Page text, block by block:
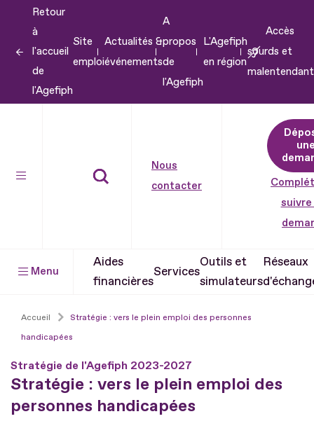
contenu
Retour
à
l'accueil
de
l'Agefiph
Site
emploi
Actualités &
événements
A
propos
de
l'Agefiph
L'Agefiph
en région
Accès
sourds et
Nous
contacter
suivre
Menu
Aides
financières
Services
Outils et
simulateurs
Réseaux
Accueil
Stratégie : vers le plein emploi des personnes
handicapées
Stratégie de l'Agefiph 2023-2027
Stratégie : vers le plein emploi des
personnes handicapées